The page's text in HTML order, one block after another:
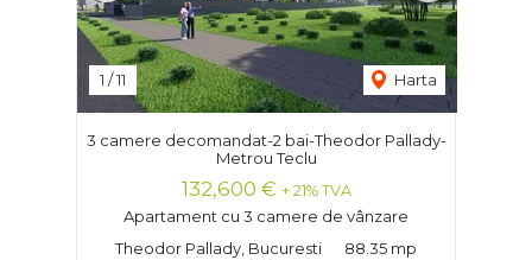
1 /11 Harta
3 camere decomandat-2 bai-Theodor Pallady-
Metrou Teclu
132,600 € + 21% TVA
Apartament cu 3 camere de vânzare
Theodor Pallady, Bucuresti
88.35 mp